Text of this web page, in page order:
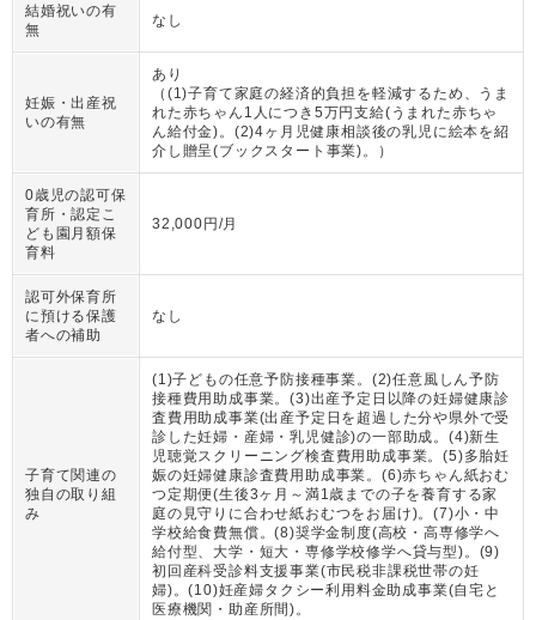
結婚祝いの有
無
なし
妊娠・出産祝
いの有無
あり
（ (1)子育て家庭の経済的負担を軽減するため、うま
れた赤ちゃん1人につき5万円支給(うまれた赤ちゃ
ん給付金)。(2)4ヶ月児健康相談後の乳児に絵本を紹
介し贈呈(ブックスタート事業)。
）
0歳児の認可保
育所・認定こ
ども園月額保
育料
32,000円/月
認可外保育所
に預ける保護
者への補助
なし
子育て関連の
独自の取り組
み
(1)子どもの任意予防接種事業。(2)任意風しん予防
接種費用助成事業。(3)出産予定日以降の妊婦健康診
査費用助成事業(出産予定日を超過した分や県外で受
診した妊婦・産婦・乳児健診)の一部助成。(4)新生
児聴覚スクリーニング検査費用助成事業。(5)多胎妊
娠の妊婦健康診査費用助成事業。(6)赤ちゃん紙おむ
つ定期便(生後3ヶ月～満1歳までの子を養育する家
庭の見守りに合わせ紙おむつをお届け)。(7)小・中
学校給食費無償。(8)奨学金制度(高校・高専修学へ
給付型、大学・短大・専修学校修学へ貸与型)。(9)
初回産科受診料支援事業(市民税非課税世帯の妊
婦)。(10)妊産婦タクシー利用料金助成事業(自宅と
医療機関・助産所間)。